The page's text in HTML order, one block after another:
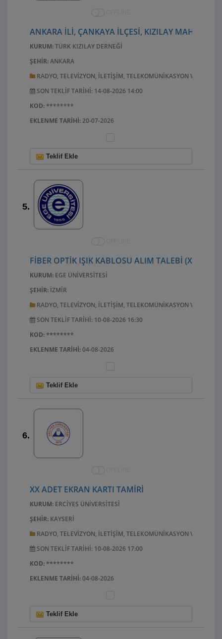
ANKARA ILI, ÇANKAYA ILÇESI, KIZILAY
KURUM:TÜRK KIZILAY DERNEĞI
ŞEHIR:ANKARA
RADYO, TELEVIZYON, ILETIŞIM, TELEKOMÜNIKASYON VE ILGILI
SON TEKLIF TARIHI: 14-08-2026 14:00
KOD:********
EKLENME TARIHI:20-07-2026
Teklif Ekle
5.
FIBER OPTIK IŞIK KABLOSU ALIM TALEBI (X,X-
KURUM: EGE ÜNIVERSITESI
ŞEHIR: İZMIR
RADYO, TELEVIZYON, ILETIŞIM, TELEKOMÜNIKASYON VE ILGILI
SON TEKLIF TARIHI: 10-08-2026 16:30
KOD:********
EKLENME TARIHI:04-08-2026
Teklif Ekle
6.
XX ADET EKRAN KARTI TAMIRI
KURUM: ERCIYES ÜNIVERSITESI
ŞEHIR: KAYSERI
RADYO, TELEVIZYON, ILETIŞIM, TELEKOMÜNIKASYON VE ILGILI
SON TEKLIF TARIHI: 10-08-2026 17:00
KOD:********
EKLENME TARIHI:04-08-2026
Teklif Ekle